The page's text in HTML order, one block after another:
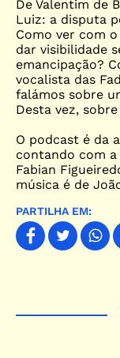
De Valentim de
Luiz: a disputa
Como ver com
dar visibilidade
emancipação?
vocalista das
falámos sobre
Desta vez,
O podcast é da
contando com a
Fabian
música é de
PARTILHA EM: